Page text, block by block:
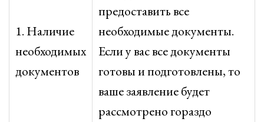
1. Наличие
необходимых
документов
предоставить все
необходимые документы.
Если у вас все документы
готовы и подготовлены, то
ваше заявление будет
рассмотрено гораздо